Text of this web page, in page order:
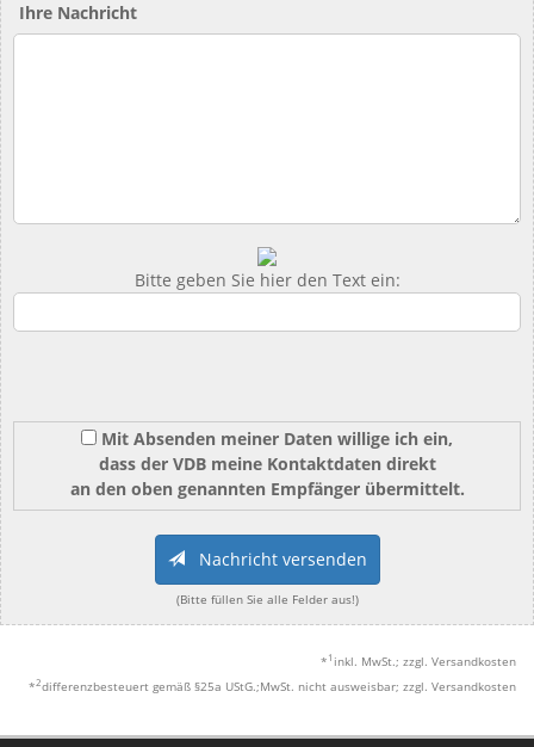
Ihre Nachricht
Bitte geben Sie hier den Text ein:
Mit Absenden meiner Daten willige ich ein,
dass der VDB meine Kontaktdaten direkt
an den oben genannten Empfänger übermittelt.
Nachricht versenden
(Bitte füllen Sie alle Felder aus!)
* 1 inkl. MwSt.; zzgl. Versandkosten
*2differenzbesteuert gemäß §25a UStG.;MwSt. nicht ausweisbar; zzgl. Versandkosten